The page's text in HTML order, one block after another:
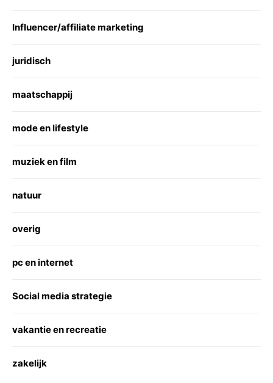
Influencer/affiliate marketing
juridisch
maatschappij
mode en lifestyle
muziek en film
natuur
overig
pc en internet
Social media strategie
vakantie en recreatie
zakelijk